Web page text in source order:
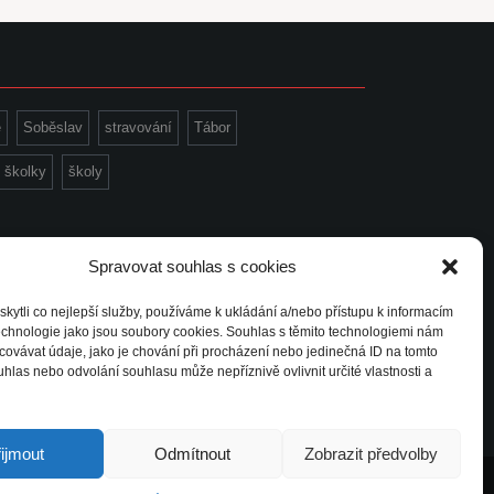
Spravovat souhlas s cookies
co nejlepší služby, používáme k ukládání a/nebo přístupu k informacím
jako jsou soubory cookies. Souhlas s těmito technologiemi nám
údaje, jako je chování při procházení nebo jedinečná ID na tomto
nebo odvolání souhlasu může nepříznivě ovlivnit určité vlastnosti a
Odmítnout Zobrazit předvolby
Soběslav stravování Tábor
školky školy
Soběslav stravování Tábor